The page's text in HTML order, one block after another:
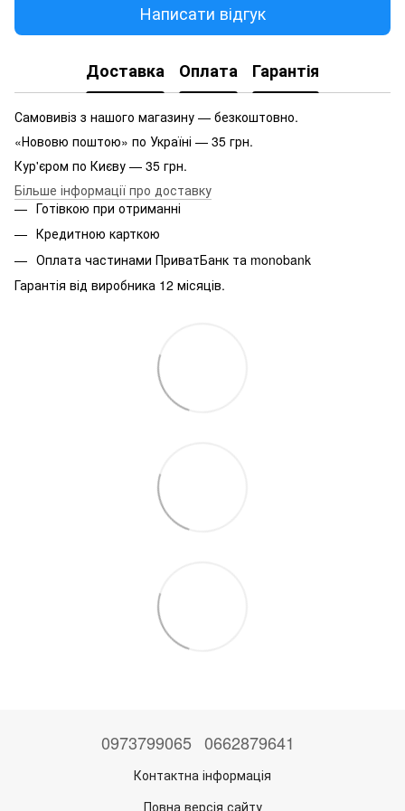
Написати відгук
Доставка Оплата Гарантія
Самовивіз з нашого магазину — безкоштовно.
«Нововю поштою» по Україні — 35 грн.
Кур'єром по Києву — 35 грн.
Більше інформації про доставку
Готівкою при отриманні
Кредитною карткою
Оплата частинами ПриватБанк та monobank
Гарантія від виробника 12 місяців.
0973799065 0662879641
Контактна інформація
Повна версія сайту